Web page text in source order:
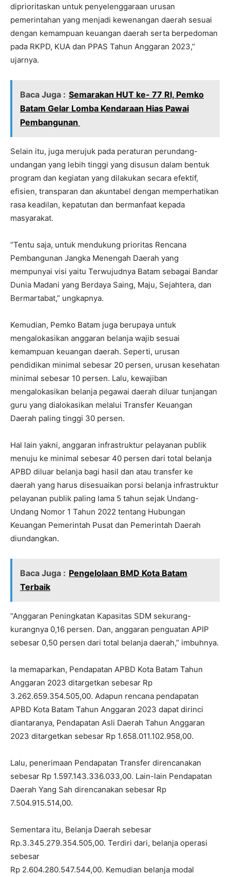
diprioritaskan untuk penyelenggaraan urusan
pemerintahan yang menjadi kewenangan daerah sesuai
dengan kemampuan keuangan daerah serta berpedoman
pada RKPD, KUA dan PPAS Tahun Anggaran 2023,”
ujarnya.
Baca Juga : Semarakan HUT ke- 77 RI, Pemko
Batam Gelar Lomba Kendaraan Hias Pawai
Pembangunan
Selain itu, juga merujuk pada peraturan perundang-
undangan yang lebih tinggi yang disusun dalam bentuk
program dan kegiatan yang dilakukan secara efektif,
efisien, transparan dan akuntabel dengan memperhatikan
rasa keadilan, kepatutan dan bermanfaat kepada
masyarakat.
“Tentu saja, untuk mendukung prioritas Rencana
Pembangunan Jangka Menengah Daerah yang
mempunyai visi yaitu Terwujudnya Batam sebagai Bandar
Dunia Madani yang Berdaya Saing, Maju, Sejahtera, dan
Bermartabat,” ungkapnya.
Kemudian, Pemko Batam juga berupaya untuk
mengalokasikan anggaran belanja wajib sesuai
kemampuan keuangan daerah. Seperti, urusan
pendidikan minimal sebesar 20 persen, urusan kesehatan
minimal sebesar 10 persen. Lalu, kewajiban
mengalokasikan belanja pegawai daerah diluar tunjangan
guru yang dialokasikan melalui Transfer Keuangan
Daerah paling tinggi 30 persen.
Hal lain yakni, anggaran infrastruktur pelayanan publik
menuju ke minimal sebesar 40 persen dari total belanja
APBD diluar belanja bagi hasil dan atau transfer ke
daerah yang harus disesuaikan porsi belanja infrastruktur
pelayanan publik paling lama 5 tahun sejak Undang-
Undang Nomor 1 Tahun 2022 tentang Hubungan
Keuangan Pemerintah Pusat dan Pemerintah Daerah
diundangkan.
Baca Juga : Pengelolaan BMD Kota Batam
Terbaik
“Anggaran Peningkatan Kapasitas SDM sekurang-
kurangnya 0,16 persen. Dan, anggaran penguatan APIP
sebesar 0,50 persen dari total belanja daerah,” imbuhnya.
Ia memaparkan, Pendapatan APBD Kota Batam Tahun
Anggaran 2023 ditargetkan sebesar Rp
3.262.659.354.505,00. Adapun rencana pendapatan
APBD Kota Batam Tahun Anggaran 2023 dapat dirinci
diantaranya, Pendapatan Asli Daerah Tahun Anggaran
2023 ditargetkan sebesar Rp 1.658.011.102.958,00.
Lalu, penerimaan Pendapatan Transfer direncanakan
sebesar Rp 1.597.143.336.033,00. Lain-lain Pendapatan
Daerah Yang Sah direncanakan sebesar Rp
7.504.915.514,00.
Sementara itu, Belanja Daerah sebesar
Rp.3.345.279.354.505,00. Terdiri dari, belanja operasi
sebesar
Rp 2.604.280.547.544,00. Kemudian belanja modal